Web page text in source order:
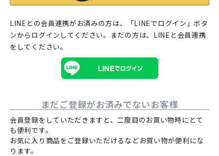
LINEとの会員連携がお済みの方は、「LINEでログイン」ボタ
ンからログインしてください。まだの方は、 LINEと会員連携
をしてください。
まだご登録がお済みでないお客様
会員登録をしていただきますと、二度目のお買い物時にとて
も便利です。
お気に入り商品をご登録いただけるなどお買い物が便利にな
ります。